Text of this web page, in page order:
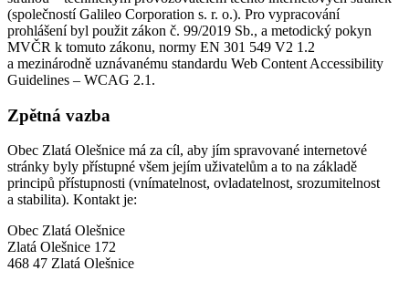
(společností Galileo Corporation s. r. o.). Pro vypracování
prohlášení byl použit zákon č. 99/2019 Sb., a metodický pokyn
MVČR k tomuto zákonu, normy EN 301 549 V2 1.2
a mezinárodně uznávanému standardu Web Content Accessibility
Guidelines – WCAG 2.1.
Zpětná vazba
Obec Zlatá Olešnice má za cíl, aby jím spravované internetové
stránky byly přístupné všem jejím uživatelům a to na základě
principů přístupnosti (vnímatelnost, ovladatelnost, srozumitelnost
a stabilita). Kontakt je:
Obec Zlatá Olešnice
Zlatá Olešnice 172
468 47 Zlatá Olešnice